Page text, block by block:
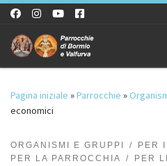
Passa al contenuto
Pagina iniziale »Parrocchie »
economici
ORGANISMI E GRUPPI
PER I
PER LA PARROCCHIA
PER